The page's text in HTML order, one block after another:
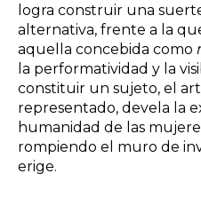
logra construir una
alternativa, frente a la
aquella concebida como
la performatividad y la
constituir un sujeto, el
representado, devela la
humanidad de las
rompiendo el muro de
erige.